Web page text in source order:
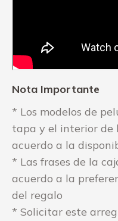
Nota Importante
* Los modelos de
tapa y el interior de
acuerdo a la
* Las frases de la
acuerdo a la
del regalo
* Solicitar este